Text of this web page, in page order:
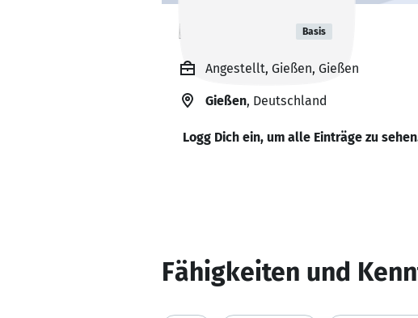
Fadi Kadur Basis
Angestellt, Gießen, Gießen
Gießen, Deutschland
Logg Dich ein, um alle Einträge zu
Fähigkeiten und